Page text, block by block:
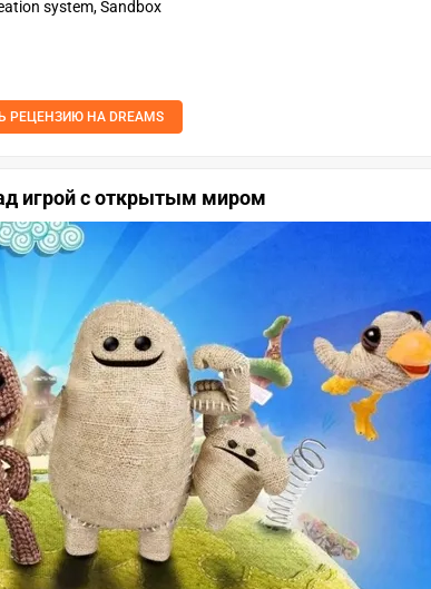
system, Sandbox
РЕЦЕНЗИЮ НА DREAMS
игрой с открытым миром